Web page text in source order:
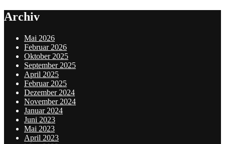
Archiv
Mai 2026
Februar 2026
Oktober 2025
September 2025
April 2025
Februar 2025
Dezember 2024
November 2024
Januar 2024
Juni 2023
Mai 2023
April 2023